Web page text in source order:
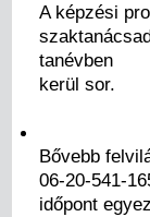
A képzési
tanévben
kerül sor.
Bővebb
06-20-541-
időpont